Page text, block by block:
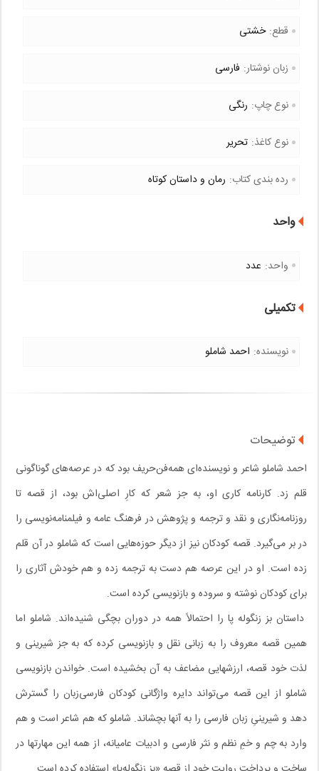
قطع: خشتی
زبان نوشتار: فارسی
نوع چاپ: رنگی
نوع کاغذ: تحریر
رده بندی کتاب: رمان و داستان کوتاه
واحد
واحد: عدد
تکمیلی
نویسنده: احمد شاملو
توضیحات
احمد شاملو شاعر و نویسنده‌ای همه‌فن‌حریف بود که در عرصه‌های گوناگونی
قلم زد. کارنامه کاری او، به جز شعر که کارِ اصلی‌اش بود، از قصه تا
روزنامه‌نگاری و نقد و ترجمه و پژوهش در فرهنگ عامه و فیلمنامه‌نویسی را
در بر می‌گیرد. قصه کودکان نیز از دیگر حوزه‌هایی است که شاملو در آن قلم
زده است. او در این عرصه هم دست به ترجمه زده و هم خودش آثاری را
برای کودکان نوشته و سروده و بازنویسی کرده است.
داستان بز زنگوله پا را احتمالاً همه در دوران بچگی شنیده‌اند. شاملو اما
همین قصه معروف را به زبانی نقل و بازنویسی کرده که به جز شیرینی و
لذت خود قصه، ارزشهایی مضاعف به آن بخشیده است. خواندن بازنویسی
شاملو از این قصه می‌تواند دایره واژگانی کودکان فارسی‌زبان را گسترش
دهد و شیرینیِ زبان فارسی را به آنها بچشاند. شاملو که هم شاعر است و هم
وارد به چم و خمِ نظم و نثر فارسی و ادبیات عامیانه، از همه این مهارتها در